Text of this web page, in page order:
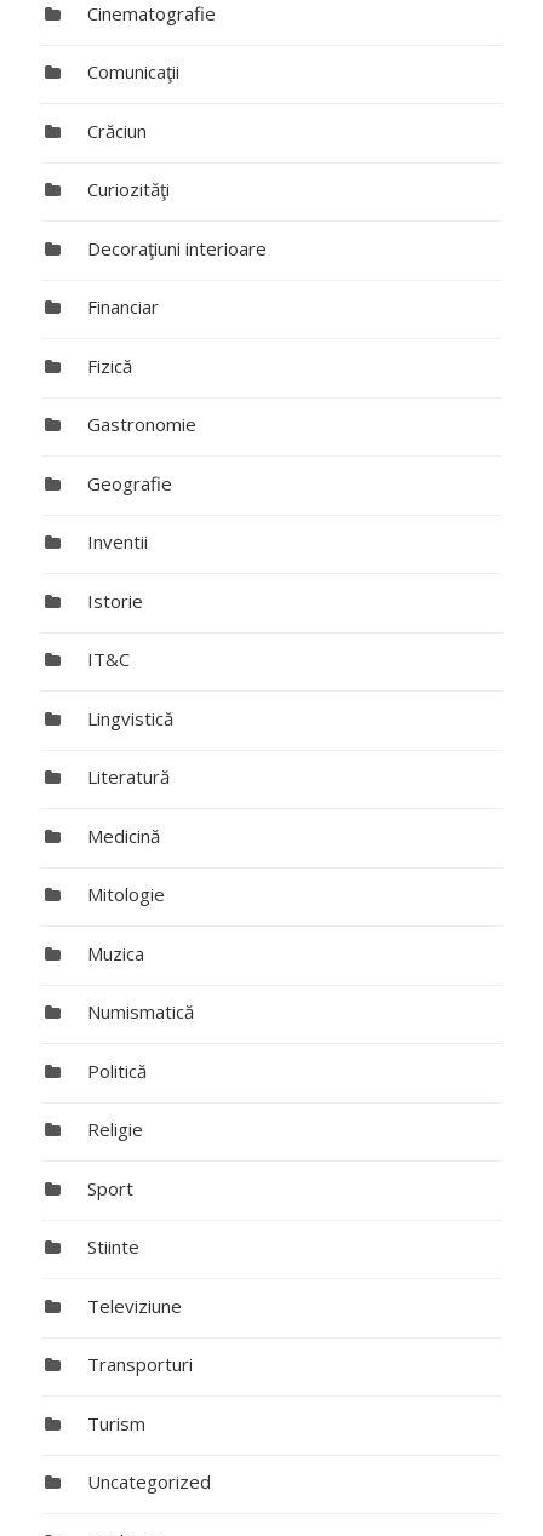
Cinematografie
Comunicaţii
Crăciun
Curiozităţi
Decoraţiuni interioare
Financiar
Fizică
Gastronomie
Geografie
Inventii
Istorie
IT&C
Lingvistică
Literatură
Medicină
Mitologie
Muzica
Numismatică
Politică
Religie
Sport
Stiinte
Televiziune
Transporturi
Turism
Uncategorized